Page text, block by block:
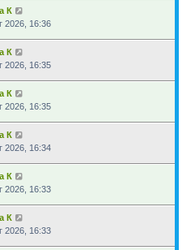
К
2026, 16:36
К
2026, 16:35
К
2026, 16:35
К
2026, 16:34
К
2026, 16:33
К
2026, 16:33